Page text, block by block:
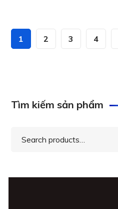
1 2 3 4
Tìm kiếm sản phẩm
Search